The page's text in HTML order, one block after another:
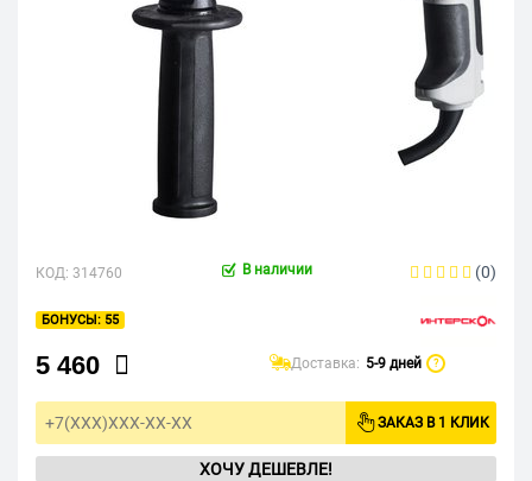
КОД: 314760 В наличии (0)
55
5 460 Доставка: 5-9 дней ?
ЗАКАЗ В 1 КЛИК
ХОЧУ ДЕШЕВЛЕ!